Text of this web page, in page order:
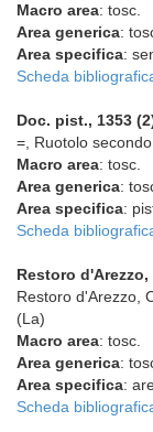
Macro area: tosc.
Area generica:
Area specifica:
Scheda
Doc. pist., 1353
=, Ruotolo
Macro area: tosc.
Area generica:
Area specifica:
Scheda
Restoro d'Arezzo,
Restoro d'Arezzo,
(La)
Macro area: tosc.
Area generica:
Area specifica:
Scheda